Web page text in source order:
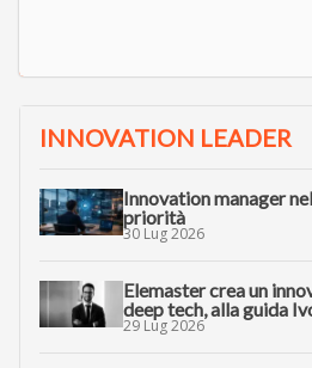
INNOVATION LEADER
Innovation manager
priorità
30 Lug 2026
Elemaster crea un
deep tech, alla guida
29 Lug 2026